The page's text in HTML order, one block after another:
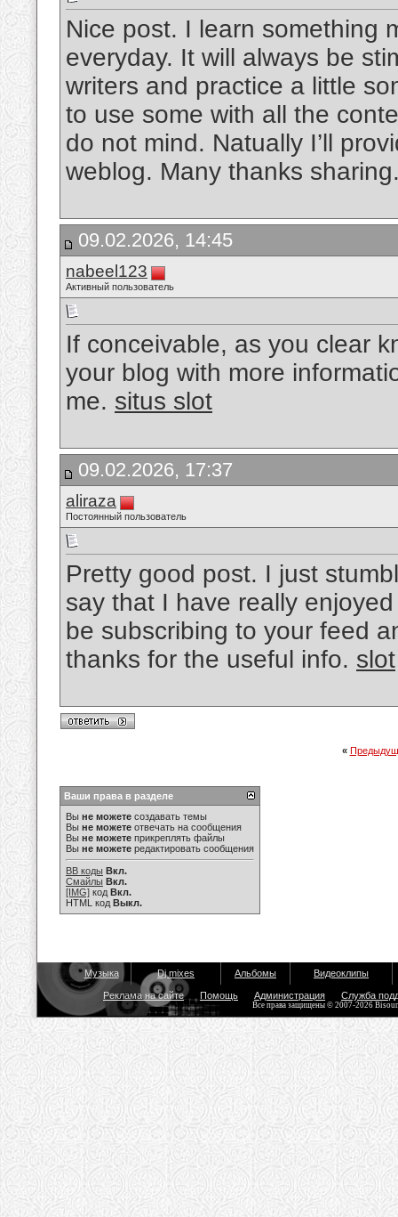
Nice post. I learn something
everyday. It will always be
writers and practice a little
to use some with all the
do not mind. Natually I’ll
weblog. Many thanks
09.02.2026, 14:45
nabeel123
Активный пользователь
If conceivable, as you clear
your blog with more
me. situs slot
09.02.2026, 17:37
aliraza
Постоянный пользователь
Pretty good post. I just
say that I have really
be subscribing to your feed
thanks for the useful info. slot
«
Ваши права в разделе
Вы не можете создавать темы
Вы не можете отвечать на сообщения
Вы не можете прикреплять файлы
Вы не можете редактировать сообщения
BB коды Вкл.
Смайлы Вкл.
[IMG] код Вкл.
HTML код Выкл.
Музыка Dj mixes Альбомы Видеоклипы
Реклама на сайте Помощь Администрация Служба
Все права защищены © 2007-2026